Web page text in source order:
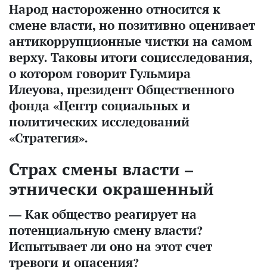
Народ настороженно относится к
смене власти, но позитивно оценивает
антикоррупционные чистки на самом
верху. Таковы итоги социсследования,
о котором говорит Гульмира
Илеуова, президент Общественного
фонда «Центр социальных и
политических исследований
«Стратегия».
Страх смены власти –
этнически окрашенный
— Как общество реагирует на
потенциальную смену власти?
Испытывает ли оно на этот счет
тревоги и опасения?